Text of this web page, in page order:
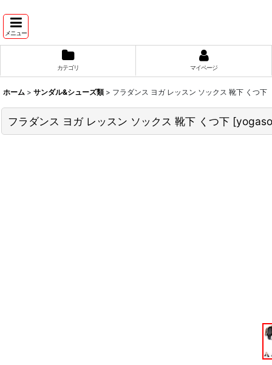
メニュー
カテゴリ マイページ
ホーム > サンダル&シューズ類 > フラダンス ヨガ レッスン ソックス 靴下 くつ下
フラダンス ヨガ レッスン ソックス 靴下 くつ下 [